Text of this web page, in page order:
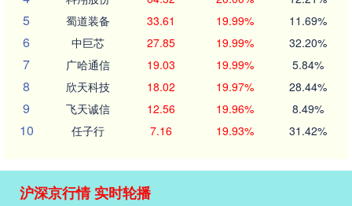
5 蜀道装备 33.61 19.99% 11.69%
6 中巨芯 27.85 19.99% 32.20%
7 广哈通信 19.03 19.99% 5.84%
8 欣天科技 18.02 19.97% 28.44%
9 飞天诚信 12.56 19.96% 8.49%
10 任子行 7.16 19.93% 31.42%
沪深京行情 实时轮播